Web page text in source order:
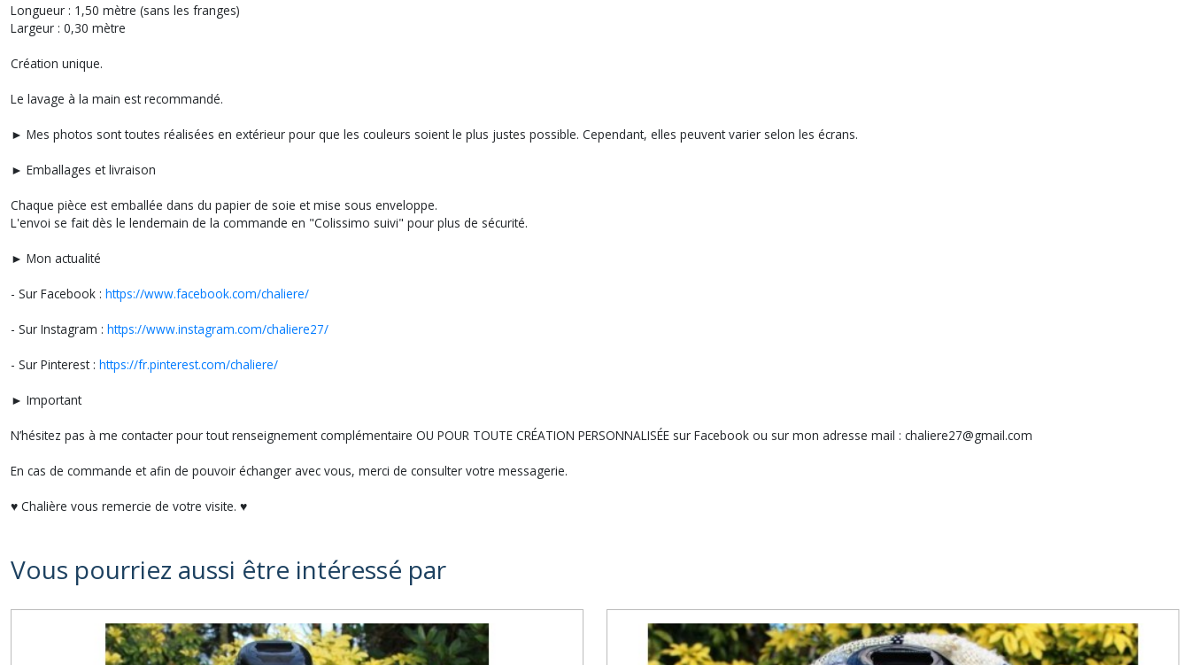
Longueur : 1,50 mètre (sans les franges)
Largeur : 0,30 mètre
Création unique.
Le lavage à la main est recommandé.
► Mes photos sont toutes réalisées en extérieur pour que les couleurs soient le plus justes possible. Cependant, elles peuvent varier selon les écrans.
► Emballages et livraison
Chaque pièce est emballée dans du papier de soie et mise sous enveloppe.
L'envoi se fait dès le lendemain de la commande en "Colissimo suivi" pour plus de sécurité.
► Mon actualité
- Sur Facebook : https://www.facebook.com/chaliere/
- Sur Instagram : https://www.instagram.com/chaliere27/
- Sur Pinterest : https://fr.pinterest.com/chaliere/
► Important
N’hésitez pas à me contacter pour tout renseignement complémentaire OU POUR TOUTE CRÉATION PERSONNALISÉE sur Facebook ou sur mon adresse mail : chaliere27@gmail.com
En cas de commande et afin de pouvoir échanger avec vous, merci de consulter votre messagerie.
♥ Chalière vous remercie de votre visite. ♥
Vous pourriez aussi être intéressé par